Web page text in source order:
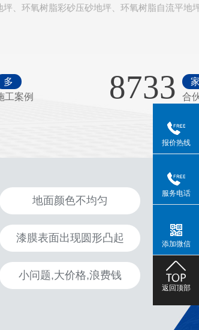
、环氧树脂彩砂压砂地坪、环氧树脂自流平地
多
工案例
8733
合
地面颜色不均匀
漆膜表面出现圆形凸起
小问题,大价格,浪费钱
报价热线
服务电话
添加微信
返回顶部